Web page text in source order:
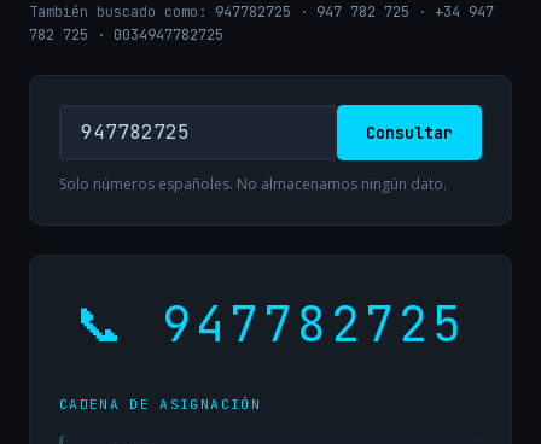
También buscado como: 947782725 · 947 782 725 · +34 947
782 725 · 0034947782725
Consultar
Solo números españoles. No almacenamos ningún dato.
📞 947782725
CADENA DE ASIGNACIÓN